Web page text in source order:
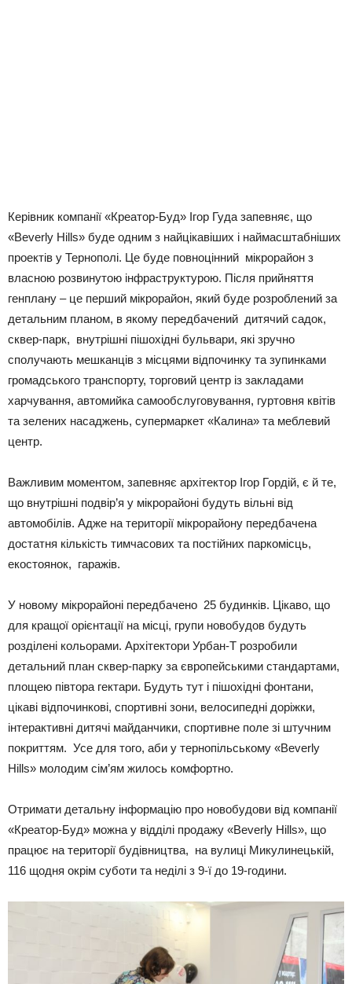
Керівник компанії «Креатор-Буд» Ігор Гуда запевняє, що
«Beverly Hills» буде одним з найцікавіших і наймасштабніших
проектів у Тернополі. Це буде повноцінний мікрорайон з
власною розвинутою інфраструктурою. Після прийняття
генплану – це перший мікрорайон, який буде розроблений за
детальним планом, в якому передбачений дитячий садок,
сквер-парк, внутрішні пішохідні бульвари, які зручно
сполучають мешканців з місцями відпочинку та зупинками
громадського транспорту, торговий центр із закладами
харчування, автомийка самообслуговування, гуртовня квітів
та зелених насаджень, супермаркет «Калина» та меблевий
центр.
Важливим моментом, запевняє архітектор Ігор Гордій, є й те,
що внутрішні подвір’я у мікрорайоні будуть вільні від
автомобілів. Адже на території мікрорайону передбачена
достатня кількість тимчасових та постійних паркомісць,
екостоянок, гаражів.
У новому мікрорайоні передбачено 25 будинків. Цікаво, що
для кращої орієнтації на місці, групи новобудов будуть
розділені кольорами. Архітектори Урбан-Т розробили
детальний план сквер-парку за європейськими стандартами,
площею півтора гектари. Будуть тут і пішохідні фонтани,
цікаві відпочинкові, спортивні зони, велосипедні доріжки,
інтерактивні дитячі майданчики, спортивне поле зі штучним
покриттям. Усе для того, аби у тернопільському «Beverly
Hills» молодим сім’ям жилось комфортно.
Отримати детальну інформацію про новобудови від компанії
«Креатор-Буд» можна у відділі продажу «Beverly Hills», що
працює на території будівництва, на вулиці Микулинецькій,
116 щодня окрім суботи та неділі з 9-ї до 19-години.